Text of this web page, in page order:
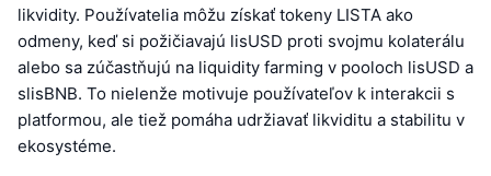
likvidity. Používatelia môžu získať tokeny LISTA ako
odmeny, keď si požičiavajú lisUSD proti svojmu kolaterálu
alebo sa zúčastňujú na liquidity farming v pooloch lisUSD a
slisBNB. To nielenže motivuje používateľov k interakcii s
platformou, ale tiež pomáha udržiavať likviditu a stabilitu v
ekosystéme.